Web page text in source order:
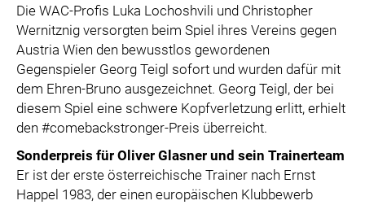
Die WAC-Profis Luka Lochoshvili und Christopher
Wernitznig versorgten beim Spiel ihres Vereins gegen
Austria Wien den bewusstlos gewordenen
Gegenspieler Georg Teigl sofort und wurden dafür mit
dem Ehren-Bruno ausgezeichnet. Georg Teigl, der bei
diesem Spiel eine schwere Kopfverletzung erlitt, erhielt
den #comebackstronger-Preis überreicht.
Sonderpreis für Oliver Glasner und sein Trainerteam
Er ist der erste österreichische Trainer nach Ernst
Happel 1983, der einen europäischen Klubbewerb